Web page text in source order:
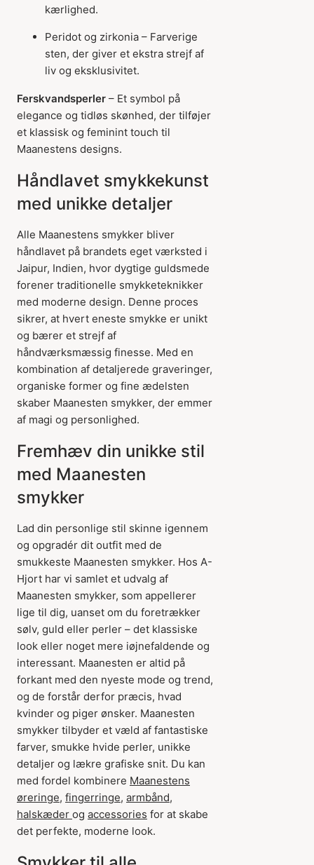
kærlighed.
Peridot og zirkonia – Farverige
sten, der giver et ekstra strejf af
liv og eksklusivitet.
Ferskvandsperler – Et symbol på
elegance og tidløs skønhed, der tilføjer
et klassisk og feminint touch til
Maanestens designs.
Håndlavet smykkekunst
med unikke detaljer
Alle Maanestens smykker bliver
håndlavet på brandets eget værksted i
Jaipur, Indien, hvor dygtige guldsmede
forener traditionelle smykketeknikker
med moderne design. Denne proces
sikrer, at hvert eneste smykke er unikt
og bærer et strejf af
håndværksmæssig finesse. Med en
kombination af detaljerede graveringer,
organiske former og fine ædelsten
skaber Maanesten smykker, der emmer
af magi og personlighed.
Fremhæv din unikke stil
med Maanesten
smykker
Lad din personlige stil skinne igennem
og opgradér dit outfit med de
smukkeste Maanesten smykker. Hos A-
Hjort har vi samlet et udvalg af
Maanesten smykker, som appellerer
lige til dig, uanset om du foretrækker
sølv, guld eller perler – det klassiske
look eller noget mere iøjnefaldende og
interessant. Maanesten er altid på
forkant med den nyeste mode og trend,
og de forstår derfor præcis, hvad
kvinder og piger ønsker. Maanesten
smykker tilbyder et væld af fantastiske
farver, smukke hvide perler, unikke
detaljer og lækre grafiske snit. Du kan
med fordel kombinere Maanestens
øreringe, fingerringe, armbånd,
halskæder og accessories for at skabe
det perfekte, moderne look.